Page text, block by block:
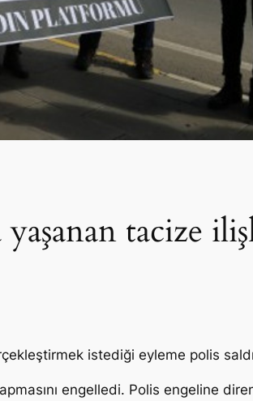
yaşanan tacize
istediği eyleme polis
engelledi. Polis engeline